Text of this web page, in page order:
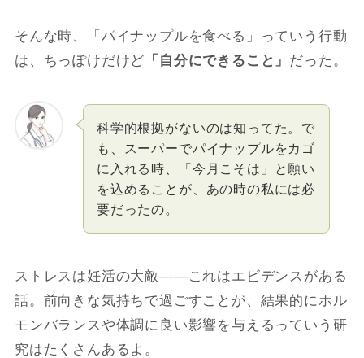
そんな時、「パイナップルを食べる」っていう行動
は、ちっぽけだけど 「自分にできること」 だった。
科学的根拠がないのは知ってた。で
も、スーパーでパイナップルをカゴ
に入れる時、「今月こそは」と願い
を込めることが、あの時の私には必
要だったの。
ストレスは妊活の大敵――これはエビデンスがある
話。前向きな気持ちで過ごすことが、結果的にホル
モンバランスや体調に良い影響を与えるっていう研
究はたくさんあるよ。